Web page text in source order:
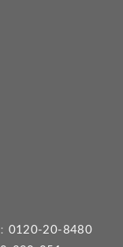
0120-20-8480